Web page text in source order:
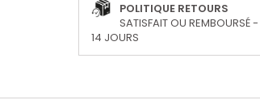
POLITIQUE RETOURS
SATISFAIT OU REMBOURSÉ
14 JOURS